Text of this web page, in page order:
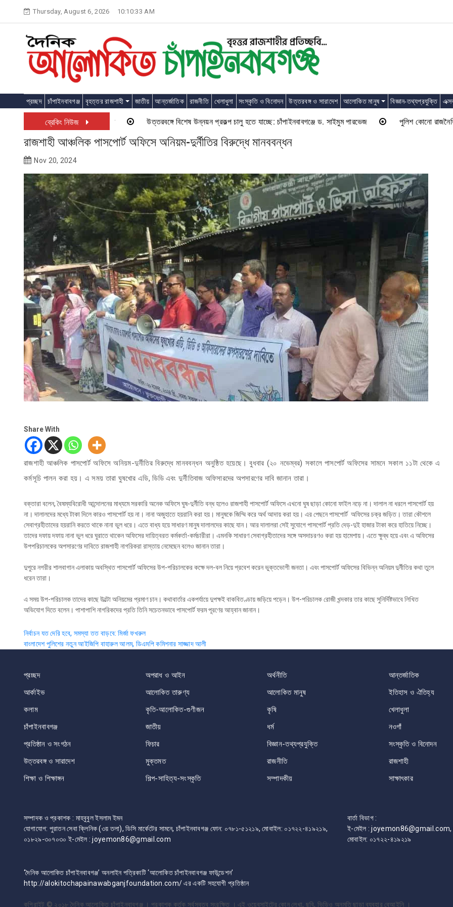
content
Thursday, August 6, 2026 10:10:33 AM
প্রচ্ছদ চাঁপাইনবাবগঞ্জ বৃহত্তর রাজশাহী জাতীয় আন্তর্জাতিক রাজনীতি খেলাধুলা সংস্কৃতি ও বিনোদন উত্তরবঙ্গ ও সারাদেশ আলোকিত মানুষ বিজ্ঞান-তথ্যপ্রযুক্তি
ব্রেকিং নিউজ উত্তরবঙ্গে বিশেষ উন্নয়ন প্রকল্প চালু হতে যাচ্ছে: চাঁপাইনবাবগঞ্জে ড. সাইমুম পারভেজ পুলিশ কোনো রাজনৈতিক
রাজশাহী আঞ্চলিক পাসপোর্ট অফিসে অনিয়ম-দুর্নীতির বিরুদ্ধে মানববন্ধন
Nov 20, 2024
Share With
রাজশাহী আঞ্চলিক পাসপোর্ট অফিসে অনিয়ম-দুর্নীতির বিরুদ্ধে মানববন্ধন অনুষ্ঠিত হয়েছে। বুধবার (২০ নভেম্বর) সকালে পাসপোর্ট অফিসের সামনে সকাল ১১টা থেকে এ
কর্মসূচি পালন করা হয়। এ সময় তারা ঘুষখোর এডি, ডিডি এবং দুর্নীতিবাজ অফিসারদের অপসারণের দাবি জানান তারা।
বক্তারা বলেন, বৈষম্যবিরোধী আন্দোলনের মাধ্যমে সরকারি অনেক অফিসে ঘুষ-দুর্নীতি বন্ধ হলেও রাজশাহী পাসপোর্ট অফিসে এখনো ঘুষ ছাড়া কোনো ফাইল নড়ে না। দালাল না ধরলে পাসপোর্ট হয়
না। দালালদের মধ্যে টাকা দিলে কারও পাসপোর্ট হয় না। নানা অজুহাতে হয়রানি করা হয়। মানুষকে জিম্মি করে অর্থ আদায় করা হয়। এর পেছনে পাসপোর্ট অফিসের চক্র জড়িত। তারা কৌশলে
সেবাগ্রহীতাদের হয়রানি করতে থাকে নানা ভুল ধরে। এতে বাধ্য হয়ে সাধারণ মানুষ দালালদের কাছে যান। আর দালালরা সেই সুযোগে পাসপোর্ট প্রতি দেড়-দুই হাজার টাকা করে হাতিয়ে নিচ্ছে।
তাদের দফায় দফায় নানা ভুল ধরে ঘুরাতে থাকেন অফিসের দায়িত্বরত কর্মকর্তা-কর্মচারীরা। এমনকি সাধারণ সেবাগ্রহীতাদের সঙ্গে অসদাচরণও করা হয় হামেশায়। এতে ক্ষুব্ধ হয়ে এবং এ অফিসের
উপপরিচালকের অপসারণের দাবিতে রাজশাহী নাগরিকরা রাস্তায় নেমেছেন বলেও জানান তারা।
দুপুরে নগরীর শালবাগান এলাকায় অবস্থিত পাসপোর্ট অফিসের উপ-পরিচালকের কক্ষে দল-বল নিয়ে প্রবেশ করেন ভুক্তভোগী জনতা। এবং পাসপোর্ট অফিসের বিভিন্ন অনিয়ম দুর্নীতির কথা তুলে
ধরেন তারা।
এ সময় উপ-পরিচালক তাদের কাছে উল্টো অনিয়মের প্রমাণ চান। কথাবার্তার একপর্যায়ে দুপক্ষই বাকবিতণ্ডায় জড়িয়ে পড়েন। উপ-পরিচালক রোজী খন্দকার তার কাছে সুনির্দিষ্টভাবে লিখিত
অভিযোগ দিতে বলেন। পাশাপাশি নাগরিকদের প্রতি তিনি সচেতনভাবে পাসপোর্ট ফরম পূরণের আহ্বান জানান।
Post
navigation
নির্বাচন যত দেরি হবে, সমস্যা তত বাড়বে: মির্জা ফখরুল
বাংলাদেশ পুলিশের নতুন আইজিপি বাহারুল আলম, ডিএমপি কমিশনার সাজ্জাদ আলী
প্রচ্ছদ অপরাধ ও আইন অর্থনীতি আন্তর্জাতিক
আর্কাইভ
আলোকিত তারুণ্য আলোকিত মানুষ ইতিহাস ও ঐতিহ্য
কলাম
কৃতি-আলোকিত-গুণীজন কৃষি খেলাধুলা
চাঁপাইনবাবগঞ্জ
জাতীয় ধর্ম নওগাঁ
প্রতিষ্ঠান ও সংগঠন
ফিচার বিজ্ঞান-তথ্যপ্রযুক্তি সংস্কৃতি ও বিনোদন
উত্তরবঙ্গ ও সারাদেশ
মুক্তমত রাজনীতি রাজশাহী
শিক্ষা ও শিক্ষাঙ্গন
শিল্প-সাহিত্য-সংস্কৃতি সম্পাদকীয় সাক্ষাৎকার
সম্পাদক ও প্রকাশক : মাহবুবুল ইসলাম ইমন
যোগাযোগ: পুরাতন সেবা ক্লিনিক (৩য় তলা), ডিসি মার্কেটের সামনে, চাঁপাইনবাবগঞ্জ ফোন: ০৭৮১-৫১২১৯, মোবাইল: ০১৭২২-৪১৯২১৯,
০১৮২৯-৩০৭০৩০ ই-মেইল : joyemon86@gmail.com
‘দৈনিক আলোকিত চাঁপাইনবাবগঞ্জ’ অনলাইন পত্রিকাটি ‘আলোকিত চাঁপাইনবাবগঞ্জ ফাউন্ডেশন’
http://alokitochapainawabganjfoundation.com/ এর একটি সহযোগী প্রতিষ্ঠান
বার্তা বিভাগ :
ই-মেইল :
মোবাইল: ০১৭২২-৪১৯২১৯
কপিরাইট © ২০১৮দৈনিক আলোকিত চাঁপাইনবাবগঞ্জ । প্রকাশক কর্তৃক সর্বস্বত্ব সংরক্ষিত । এই ওয়েবসাইটের কোন লেখা, ছবি, ভিডিও অনুমতি ছাড়া ব্যবহার বেআইনি ।